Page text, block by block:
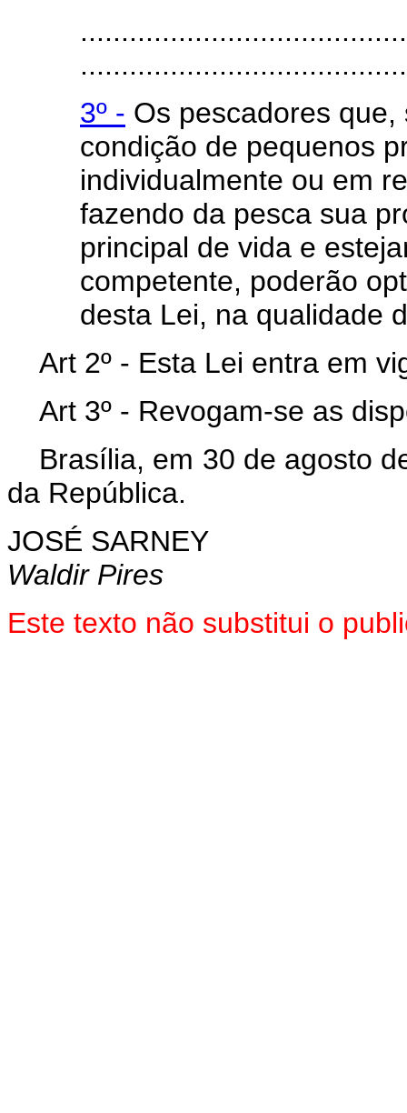
3º - Os pescadores
condição de pequenos
individualmente ou em
fazendo da pesca sua
principal de vida e
competente, poderão
desta Lei, na qualidade
Art 2º - Esta Lei entra em
Art 3º - Revogam-se as
Brasília, em 30 de agosto
da República.
JOSÉ SARNEY
Waldir Pires
Este texto não substitui o